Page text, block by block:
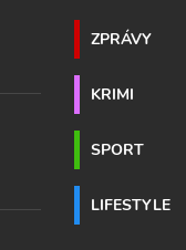
ZPRÁVY
KRIMI
SPORT
LIFESTYLE